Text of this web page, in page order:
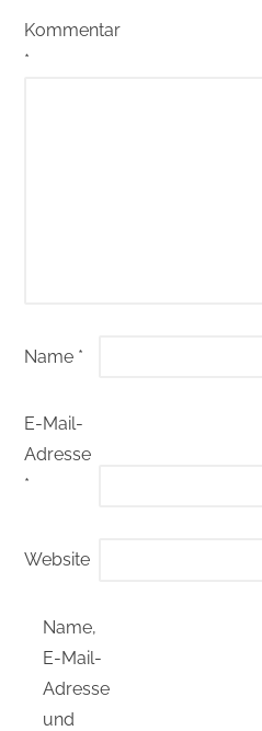
Kommentar
*
Name *
E-Mail-
Adresse
*
Website
Name,
E-Mail-
Adresse
und